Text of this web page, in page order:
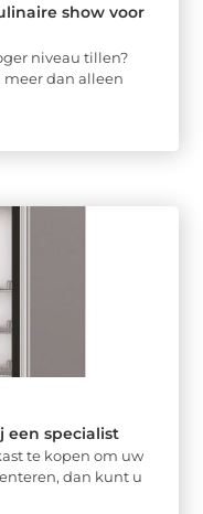
show voor
niveau tillen?
meer dan alleen
een specialist
te kopen om uw
dan kunt u